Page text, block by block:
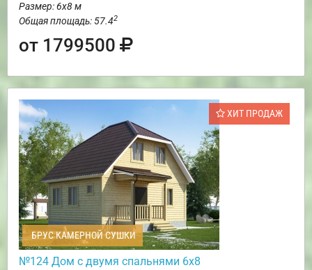
Размер: 6х8 м
Общая площадь: 57.42
от 1799500
ХИТ ПРОДАЖ
БРУС КАМЕРНОЙ СУШКИ
№124 Дом с двумя спальнями 6х8